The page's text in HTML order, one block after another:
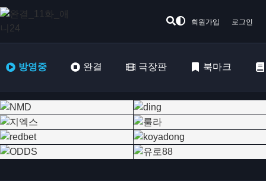
회원가입 로그인
방영중 완결 극장판 북마크